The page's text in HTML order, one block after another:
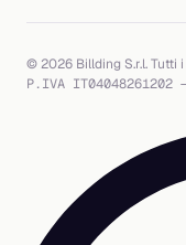
© 2026 Billding S.r.l. Tutti
P.IVA